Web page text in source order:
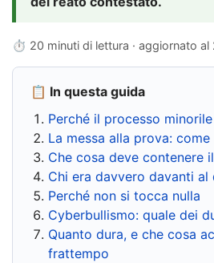
⏱ 20 minuti di lettura · aggiornato al
📋 In questa guida
Perché il processo
La messa alla prova:
Che cosa deve contenere
Chi era davvero davanti al
Perché non si tocca nulla
Cyberbullismo: quale dei
Quanto dura, e che cosa
frattempo